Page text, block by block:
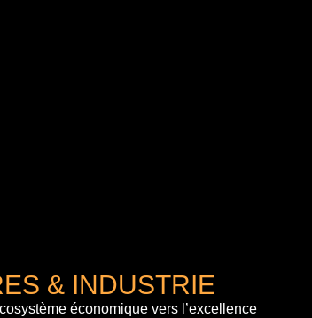
& INDUSTRIE
économique vers l’excellence